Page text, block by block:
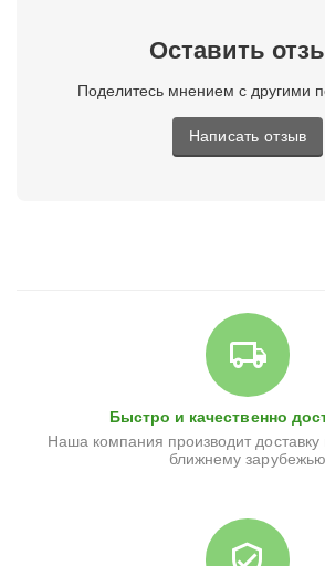
Оставить
Поделитесь мнением с другими
Написать отзыв
Быстро и качественно
Наша компания производит доставку
ближнему зарубежью